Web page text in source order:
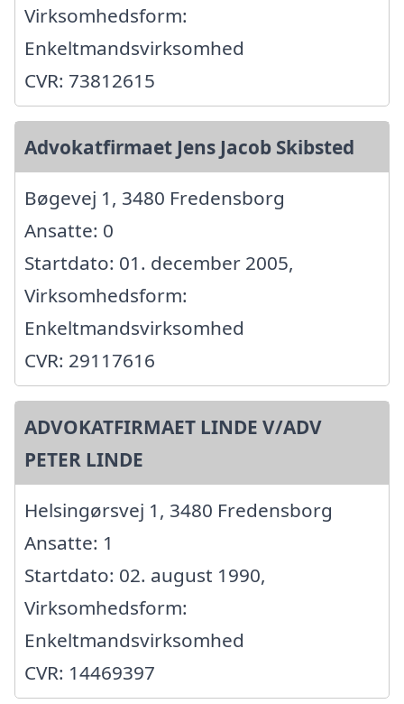
Virksomhedsform:
Enkeltmandsvirksomhed
CVR: 73812615
Advokatfirmaet Jens Jacob Skibsted
Bøgevej 1, 3480 Fredensborg
Ansatte: 0
Startdato: 01. december 2005,
Virksomhedsform:
Enkeltmandsvirksomhed
CVR: 29117616
ADVOKATFIRMAET LINDE V/ADV
PETER LINDE
Helsingørsvej 1, 3480 Fredensborg
Ansatte: 1
Startdato: 02. august 1990,
Virksomhedsform:
Enkeltmandsvirksomhed
CVR: 14469397